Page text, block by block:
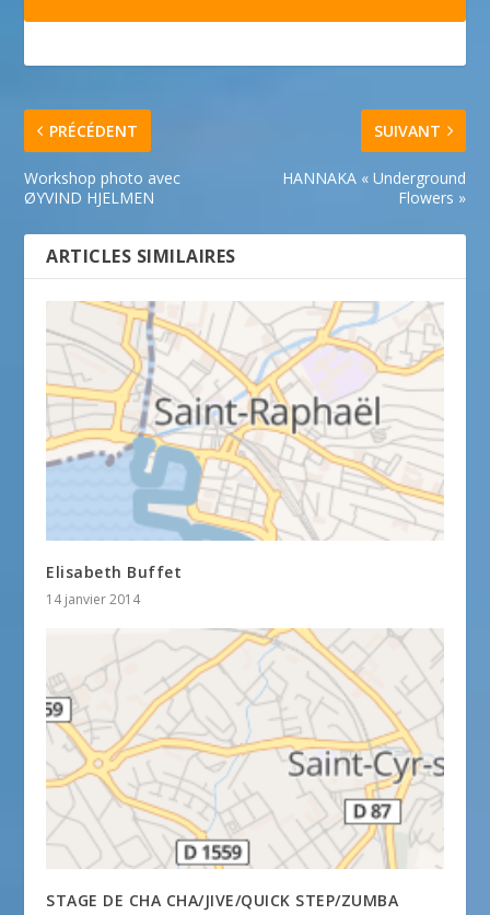
PRÉCÉDENT
Workshop photo avec
ØYVIND HJELMEN
SUIVANT
HANNAKA « Underground
Flowers »
ARTICLES SIMILAIRES
Elisabeth Buffet
14 janvier 2014
STAGE DE CHA CHA/JIVE/QUICK STEP/ZUMBA